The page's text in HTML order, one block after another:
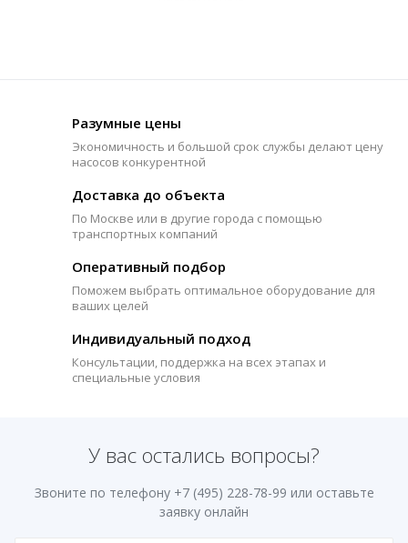
Разумные цены
Экономичность и большой срок службы делают цену
насосов конкурентной
Доставка до объекта
По Москве или в другие города с помощью
транспортных компаний
Оперативный подбор
Поможем выбрать оптимальное оборудование для
ваших целей
Индивидуальный подход
Консультации, поддержка на всех этапах и
специальные условия
У вас остались вопросы?
Звоните по телефону +7 (495) 228-78-99 или оставьте
заявку онлайн